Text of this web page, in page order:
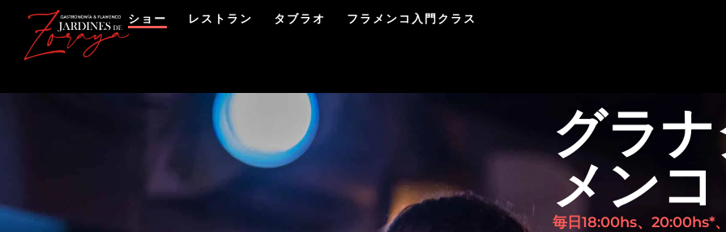
ショー レストラン タブラオ フラメンコ入門クラス
グラ
メン
毎日18:00hs、20:00hs*